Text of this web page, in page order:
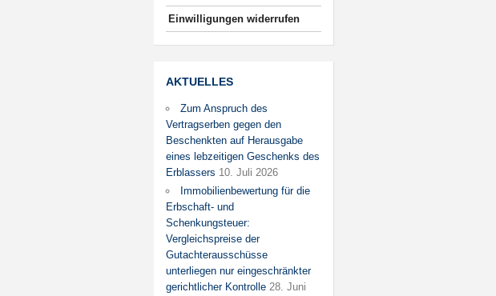
Einwilligungen widerrufen
AKTUELLES
Zum Anspruch des
Vertragserben gegen den
Beschenkten auf Herausgabe
eines lebzeitigen Geschenks des
Erblassers 10. Juli 2026
Immobilienbewertung für die
Erbschaft- und
Schenkungsteuer:
Vergleichspreise der
Gutachterausschüsse
unterliegen nur eingeschränkter
gerichtlicher Kontrolle 28. Juni